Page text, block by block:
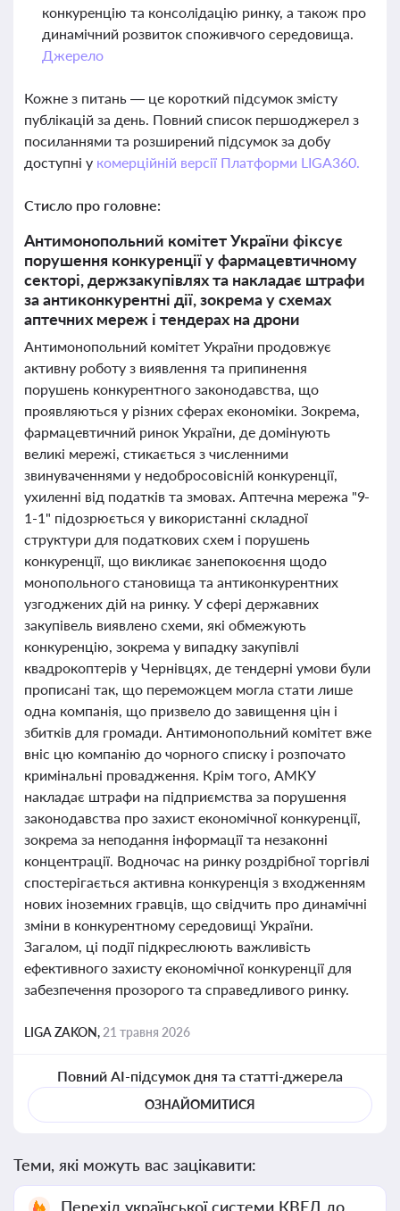
конкуренцію та консолідацію ринку, а також про
динамічний розвиток споживчого середовища.
Джерело
Кожне з питань — це короткий підсумок змісту
публікацій за день. Повний список першоджерел з
посиланнями та розширений підсумок за добу
доступні у комерційній версії Платформи LIGA360.
Стисло про головне:
Антимонопольний комітет України фіксує
порушення конкуренції у фармацевтичному
секторі, держзакупівлях та накладає штрафи
за антиконкурентні дії, зокрема у схемах
аптечних мереж і тендерах на дрони
Антимонопольний комітет України продовжує
активну роботу з виявлення та припинення
порушень конкурентного законодавства, що
проявляються у різних сферах економіки. Зокрема,
фармацевтичний ринок України, де домінують
великі мережі, стикається з численними
звинуваченнями у недобросовісній конкуренції,
ухиленні від податків та змовах. Аптечна мережа "9-
1-1" підозрюється у використанні складної
структури для податкових схем і порушень
конкуренції, що викликає занепокоєння щодо
монопольного становища та антиконкурентних
узгоджених дій на ринку. У сфері державних
закупівель виявлено схеми, які обмежують
конкуренцію, зокрема у випадку закупівлі
квадрокоптерів у Чернівцях, де тендерні умови були
прописані так, що переможцем могла стати лише
одна компанія, що призвело до завищення цін і
збитків для громади. Антимонопольний комітет вже
вніс цю компанію до чорного списку і розпочато
кримінальні провадження. Крім того, АМКУ
накладає штрафи на підприємства за порушення
законодавства про захист економічної конкуренції,
зокрема за неподання інформації та незаконні
концентрації. Водночас на ринку роздрібної торгівлі
спостерігається активна конкуренція з входженням
нових іноземних гравців, що свідчить про динамічні
зміни в конкурентному середовищі України.
Загалом, ці події підкреслюють важливість
ефективного захисту економічної конкуренції для
забезпечення прозорого та справедливого ринку.
LIGA ZAKON, 21 травня 2026
Повний AI-підсумок дня та статті-джерела
ОЗНАЙОМИТИСЯ
Теми, які можуть вас зацікавити:
Перехід української системи КВЕД до